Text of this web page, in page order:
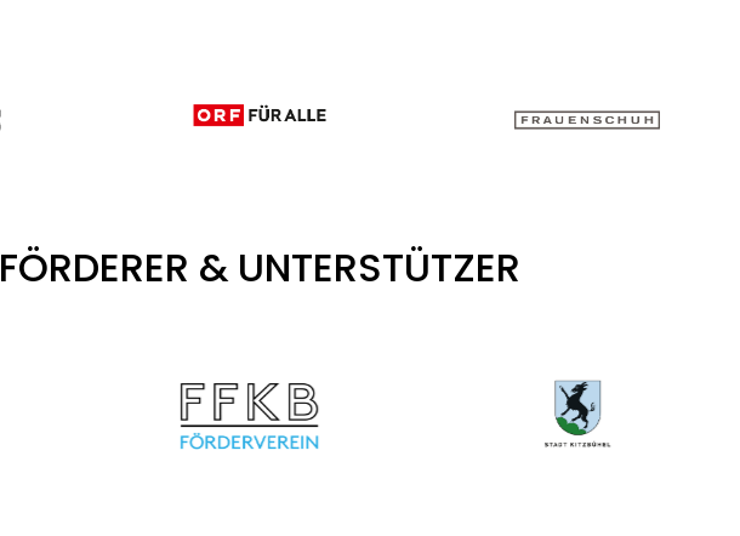
FÖRDERER & UNTERSTÜTZER